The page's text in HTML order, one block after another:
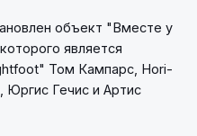
объект "Вместе у
является
Том Кампарс, Hori-
Юргис Гечис и Артис